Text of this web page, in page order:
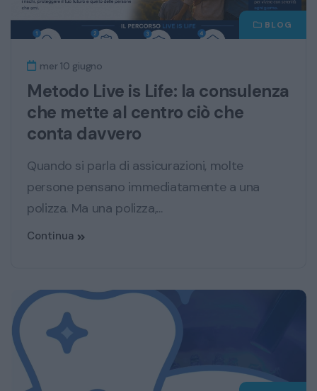
BLOG
mer 10 giugno
Metodo Live is Life: la consulenza
che mette al centro ciò che
conta davvero
Quando si parla di assicurazioni, molte
persone pensano immediatamente a una
polizza. Ma una polizza,...
Continua